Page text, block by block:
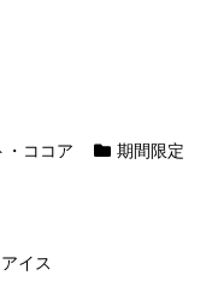
・ココア 期間限定
アイス